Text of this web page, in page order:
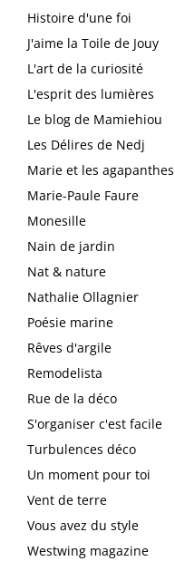
Histoire d'une foi
J'aime la Toile de Jouy
L'art de la curiosité
L'esprit des lumières
Le blog de Mamiehiou
Les Délires de Nedj
Marie et les agapanthes
Marie-Paule Faure
Monesille
Nain de jardin
Nat & nature
Nathalie Ollagnier
Poésie marine
Rêves d'argile
Remodelista
Rue de la déco
S'organiser c'est facile
Turbulences déco
Un moment pour toi
Vent de terre
Vous avez du style
Westwing magazine